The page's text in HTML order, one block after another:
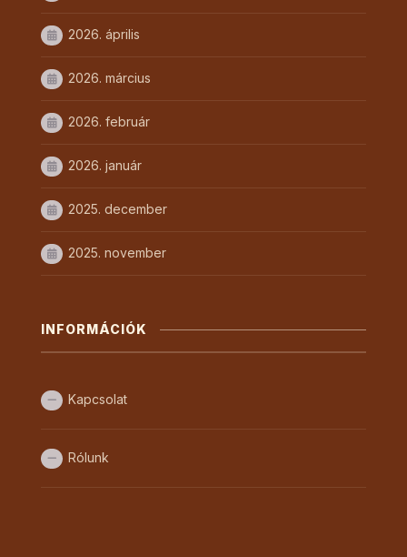
2026. április
2026. március
2026. február
2026. január
2025. december
2025. november
INFORMÁCIÓK
Kapcsolat
Rólunk